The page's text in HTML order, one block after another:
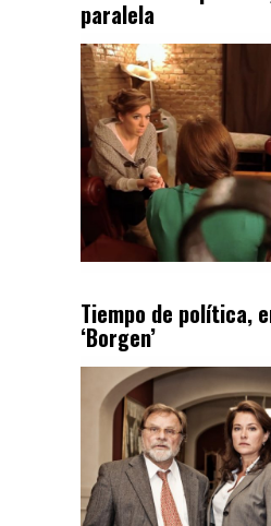
paralela
Tiempo de política,
‘Borgen’